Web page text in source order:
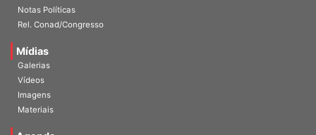
Circulares
Notas Políticas
Mídias
Galerias
Vídeos
Imagens